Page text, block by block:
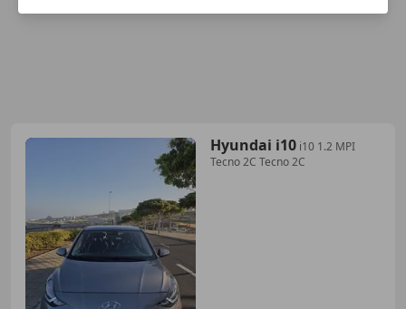
Hyundai i10 i10 1.2 MPI
Tecno 2C Tecno 2C